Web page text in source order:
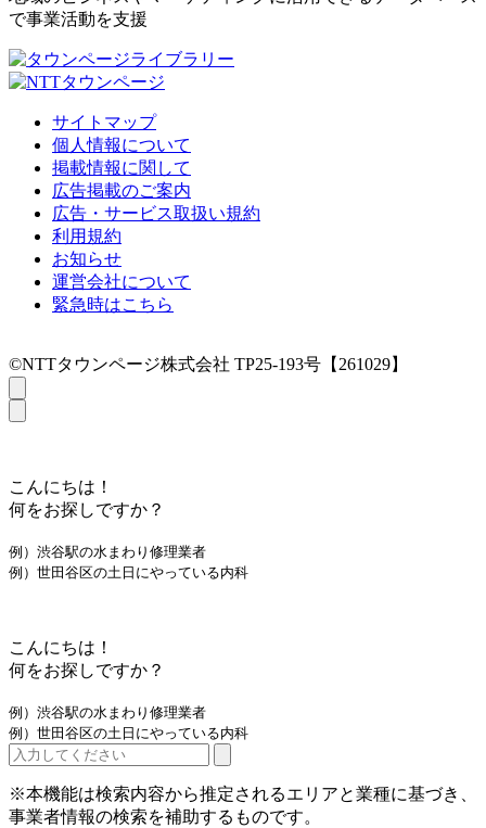
で事業活動を支援
サイトマップ
個人情報について
掲載情報に関して
広告掲載のご案内
広告・サービス取扱い規約
利用規約
お知らせ
運営会社について
緊急時はこちら
©NTTタウンページ株式会社 TP25-193号【261029】
こんにちは！
何をお探しですか？
例）渋谷駅の水まわり修理業者
例）世田谷区の土日にやっている内科
こんにちは！
何をお探しですか？
例）渋谷駅の水まわり修理業者
例）世田谷区の土日にやっている内科
※本機能は検索内容から推定されるエリアと業種に基づき、
事業者情報の検索を補助するものです。